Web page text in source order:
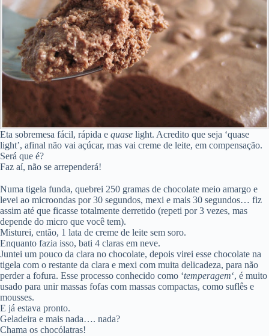
Eta sobremesa fácil, rápida e quase light. Acredito que seja ‘quase
light’, afinal não vai açúcar, mas vai creme de leite, em compensação.
Será que é?
Faz aí, não se arrependerá!
Numa tigela funda, quebrei 250 gramas de chocolate meio amargo e
levei ao microondas por 30 segundos, mexi e mais 30 segundos… fiz
assim até que ficasse totalmente derretido (repeti por 3 vezes, mas
depende do micro que você tem).
Misturei, então, 1 lata de creme de leite sem soro.
Enquanto fazia isso, bati 4 claras em neve.
Juntei um pouco da clara no chocolate, depois virei esse chocolate na
tigela com o restante da clara e mexi com muita delicadeza, para não
perder a fofura. Esse processo conhecido como ‘temperagem‘, é muito
usado para unir massas fofas com massas compactas, como suflês e
mousses.
E já estava pronto.
Geladeira e mais nada…. nada?
Chama os chocólatras!